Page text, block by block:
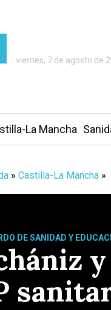
viernes, 7 de agosto de
La Mancha
» Castilla-La Mancha »
DE SANIDAD Y